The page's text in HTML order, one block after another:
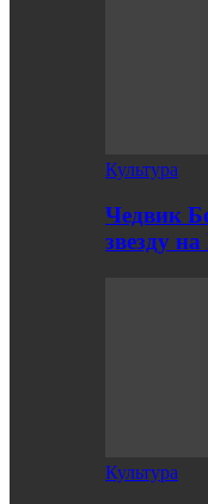
Культура
Чедвик
звезду
Культура